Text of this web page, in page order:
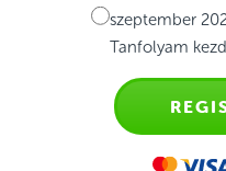
szeptember
Tanfolyam